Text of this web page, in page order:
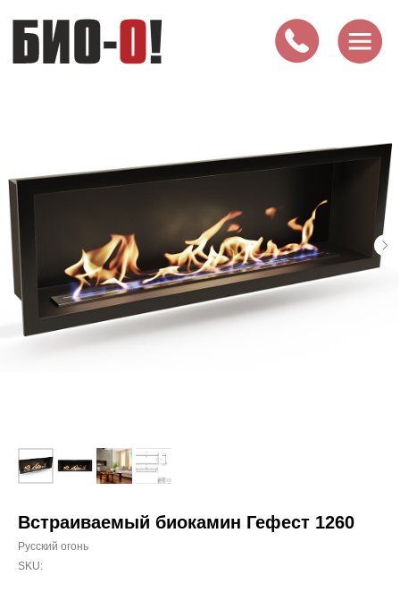
Встраиваемый биокамин Гефест 1260
Русский огонь
SKU: